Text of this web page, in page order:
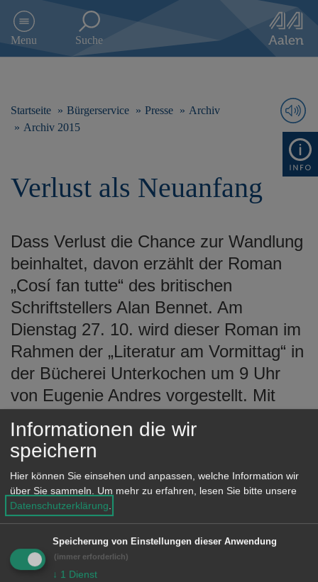
e
h
Menu Suche
Startseite Bürgerservice Presse
Archiv
Archiv 2015
Verlust als Neuanfang
Dass Verlust die Chance zur Wandlung
beinhaltet, davon erzählt der Roman
„Cosí fan tutte“ des britischen
Schriftstellers Alan Bennet. Am
Dienstag 27. 10. wird dieser Roman im
Rahmen der „Literatur am Vormittag“ in
der Bücherei Unterkochen um 9 Uhr
von Eugenie Andres vorgestellt. Mit
allen Finessen der Ironie beschreibt
Bennett die Geschichte eines
englischen Middleclass-Ehepaars, das
vom Opernbesuch nach Hause kommt
und seine Wohnung vollkommen leer
vorfindet. Mit dem Verlust der
gediegenen Einrichtung beginnt für sie
ein neues, weniger weich gepolstertes
Informationen die wir
speichern
Hier können Sie einsehen und anpassen, welche Information wir
über Sie sammeln.
Um mehr zu erfahren, lesen Sie bitte unsere
Datenschutzerklärung
Speicherung von Einstellungen dieser Anwendung
(immer erforderlich)
↓ 1 Dienst